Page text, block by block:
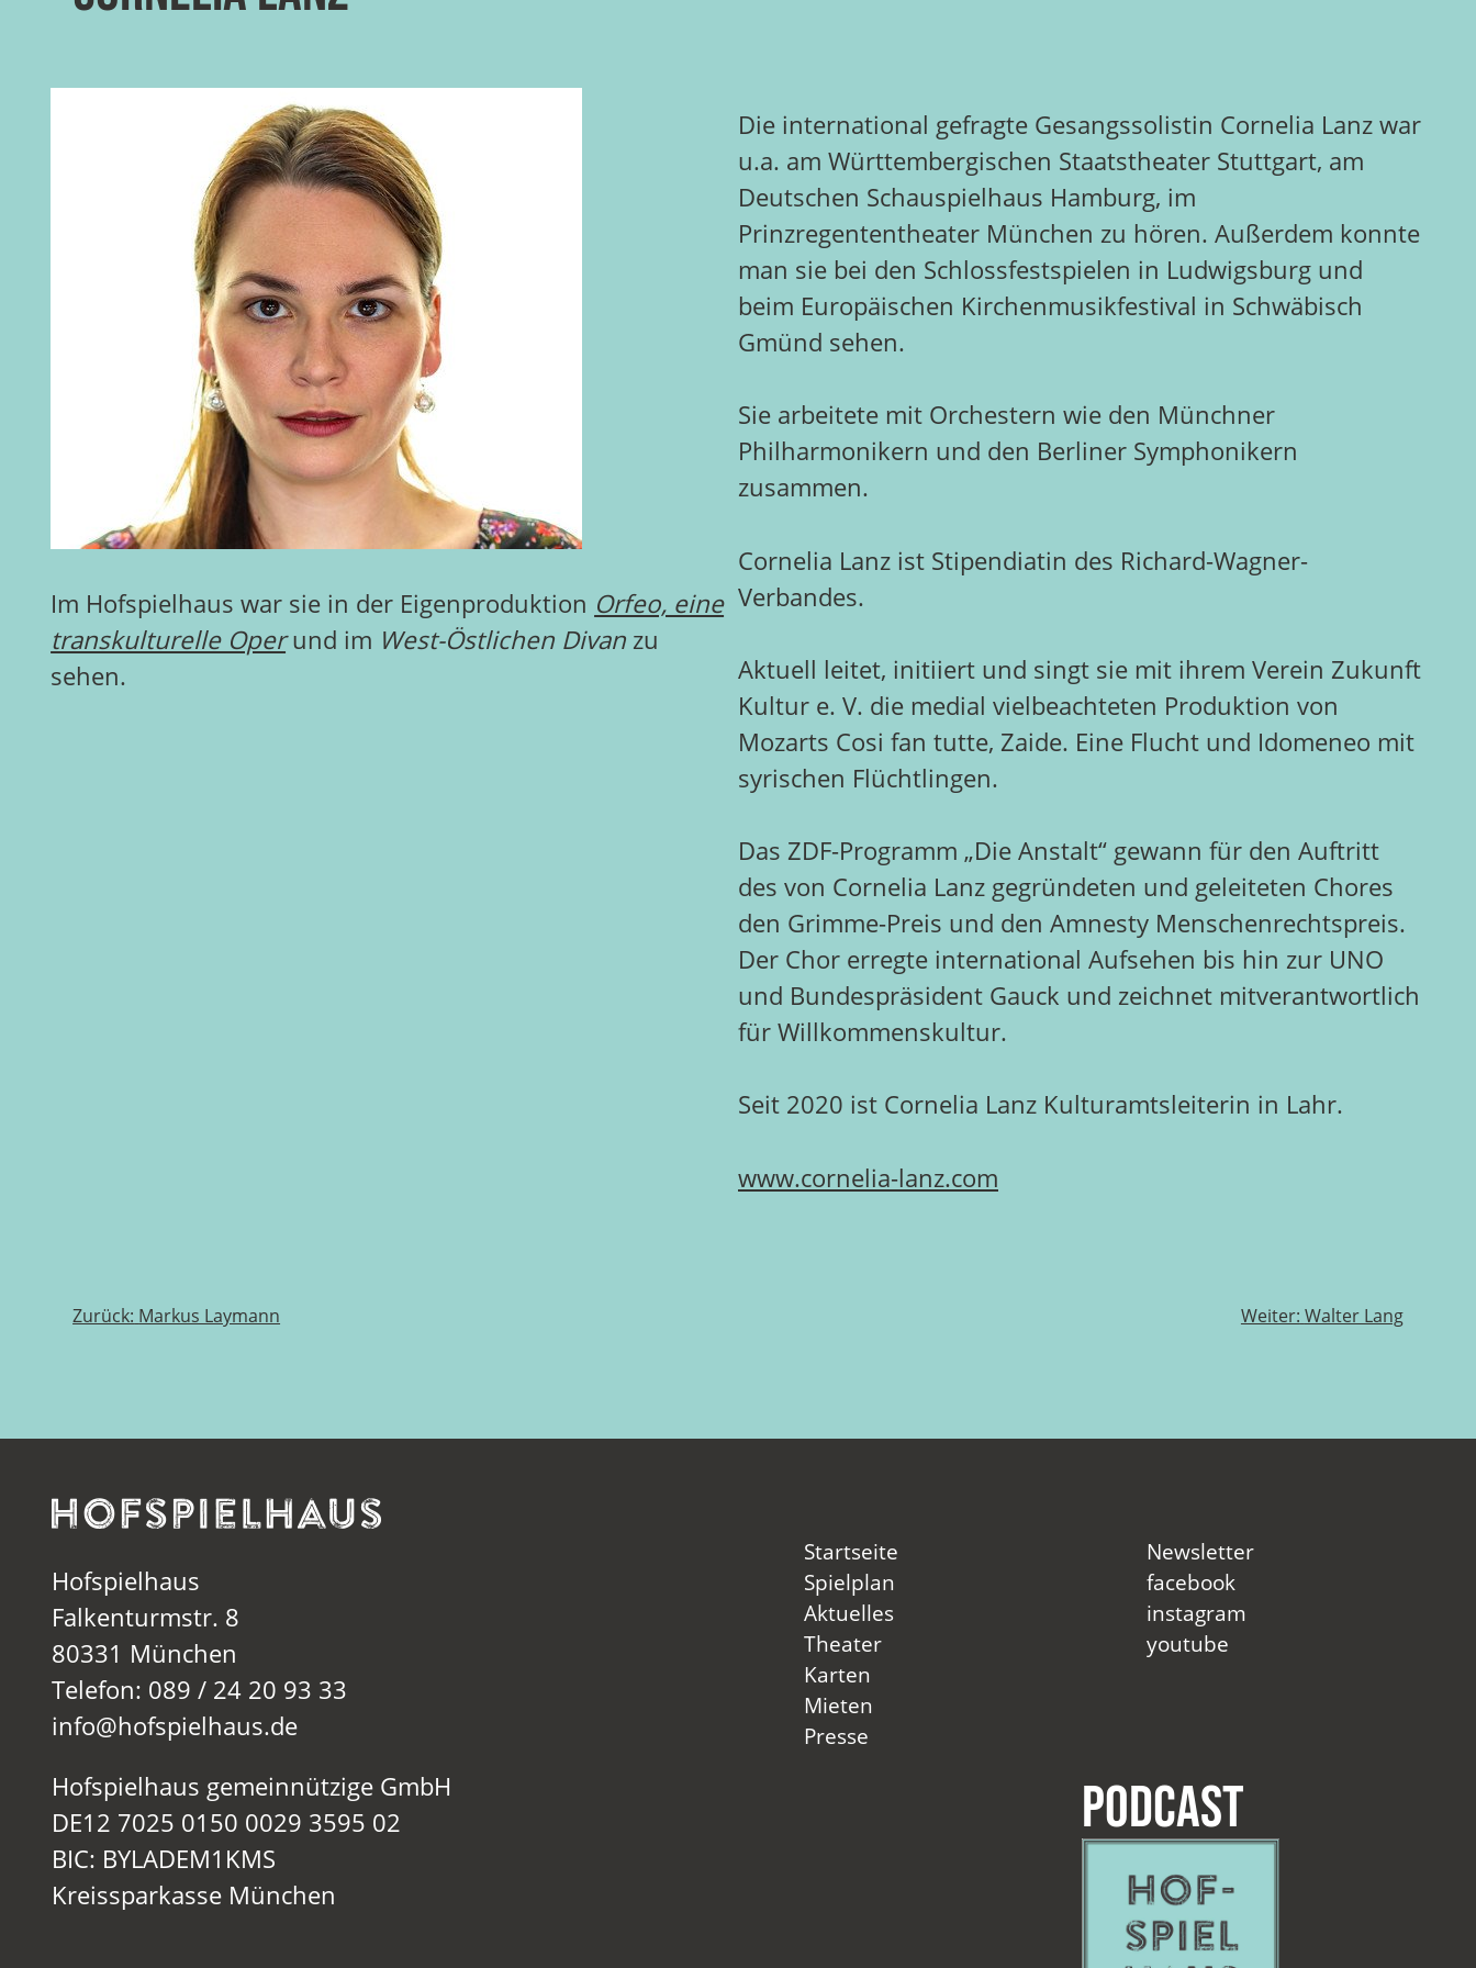
Im Hofspielhaus war sie in der Eigenproduktion Orfeo, eine
transkulturelle Operund im West-Östlichen Divan zu
sehen.
Die international gefragte Gesangssolistin Cornelia Lanz war
u.a. am Württembergischen Staatstheater Stuttgart, am
Deutschen Schauspielhaus Hamburg, im
Prinzregententheater München zu hören. Außerdem konnte
man sie bei den Schlossfestspielen in Ludwigsburg und
beim Europäischen Kirchenmusikfestival in Schwäbisch
Gmünd sehen.
Sie arbeitete mit Orchestern wie den Münchner
Philharmonikern und den Berliner Symphonikern
zusammen.
Cornelia Lanz ist Stipendiatin des Richard-Wagner-
Verbandes.
Aktuell leitet, initiiert und singt sie mit ihrem Verein Zukunft
Kultur e. V. die medial vielbeachteten Produktion von
Mozarts Cosi fan tutte, Zaide. Eine Flucht und Idomeneo mit
syrischen Flüchtlingen.
Das ZDF-Programm „Die Anstalt“ gewann für den Auftritt
des von Cornelia Lanz gegründeten und geleiteten Chores
den Grimme-Preis und den Amnesty Menschenrechtspreis.
Der Chor erregte international Aufsehen bis hin zur UNO
und Bundespräsident Gauck und zeichnet mitverantwortlich
für Willkommenskultur.
Seit 2020 ist Cornelia Lanz Kulturamtsleiterin in Lahr.
www.cornelia-lanz.com
Beitragsnavigation
Zurück: Markus Laymann Weiter: Walter Lang
Hofspielhaus
Falkenturmstr. 8
80331 München
Telefon: 089 / 24 20 93 33
info@hofspielhaus.de
Hofspielhaus gemeinnützige GmbH
DE12 7025 0150 0029 3595 02
BIC: BYLADEM1KMS
Kreissparkasse München
Startseite
Spielplan
Aktuelles
Theater
Karten
Mieten
Presse
Newsletter
facebook
instagram
youtube
Podcast